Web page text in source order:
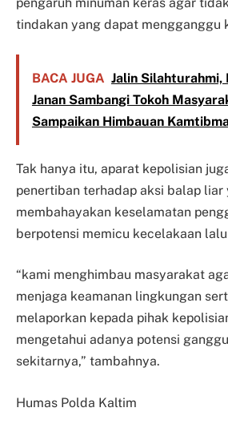
tindakan yang dapat mengganggu
BACA JUGA Jalin Silahturahmi,
Janan Sambangi Tokoh
Sampaikan Himbauan
Tak hanya itu, aparat kepolisian
penertiban terhadap aksi balap liar
membahayakan keselamatan
berpotensi memicu kecelakaan
“kami menghimbau masyarakat
menjaga keamanan lingkungan
melaporkan kepada pihak
mengetahui adanya potensi
sekitarnya,” tambahnya.
Humas Polda Kaltim